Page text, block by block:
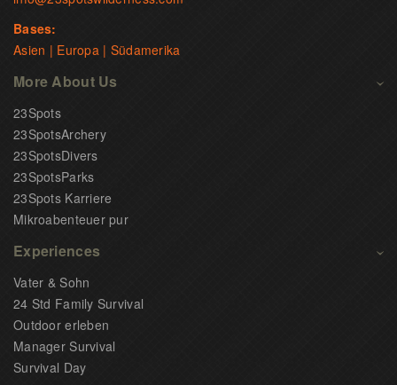
Bases:
Asien | Europa | Südamerika
More About Us
23Spots
23SpotsArchery
23SpotsDivers
23SpotsParks
23Spots Karriere
Mikroabenteuer pur
Experiences
Vater & Sohn
24 Std Family Survival
Outdoor erleben
Manager Survival
Survival Day